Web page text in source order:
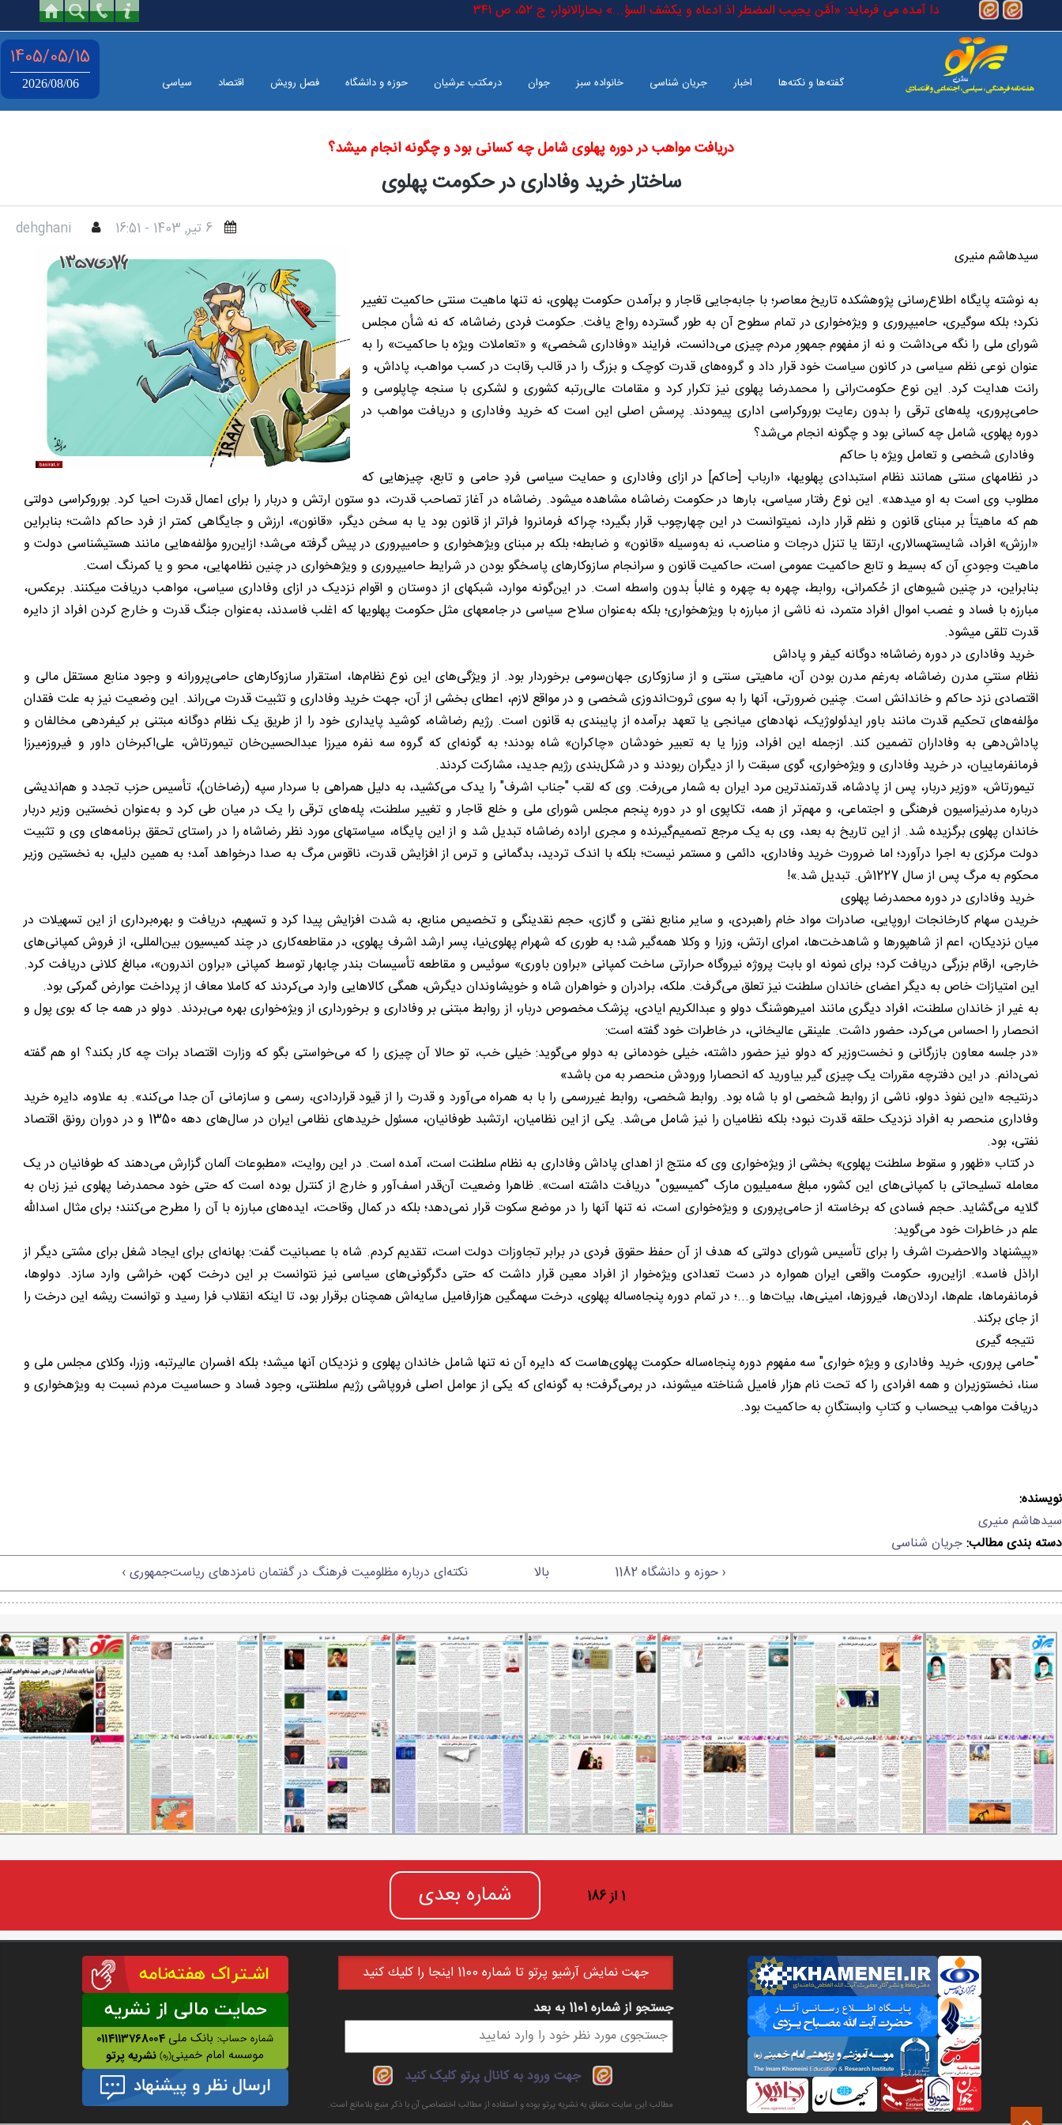
رفتن به محتوای اصلی
است که در کتاب خدا آمده می فرماید: «اَمَّن یجیب المضطر اذ ادعاه و یکشف السؤ...» بحارالانوار، ج ٥٢، ص ٣٤١
گفته‌ها و نکته‌ها اخبار جریان شناسی خانواده سبز جوان درمکتب عرشیان حوزه و دانشگاه فصل رویش اقتصاد سیاسی
1405/05/15
2026/08/06
دریافت مواهب در دوره پهلوی شامل چه کسانی بود و چگونه انجام میشد؟
ساختار خرید وفاداری در حکومت پهلوی
6 تير, 1403 - 16:51
dehghani
سیدهاشم منیری
به نوشته پایگاه اطلاع‌رسانی پژوهشکده تاریخ معاصر؛ با جابه‌جایی قاجار و برآمدن حکومت پهلوی، نه ‌تنها ماهیت سنتی حاکمیت تغییر
نکرد؛ بلکه سوگیری، حامیپروری و ویژه‌‌خواری در تمام سطوح آن به طور گسترده رواج یافت. حکومت فردی رضاشاه، که نه شأن مجلس
شورای ملی را نگه می‌‌داشت و نه از مفهوم جمهورِ مردم چیزی می‌‌دانست، فرایند «وفاداری شخصی» و «تعاملات ویژه با حاکمیت» را به‌
عنوان نوعی نظم سیاسی در کانون سیاست خود قرار داد و گروه‌‌های قدرت کوچک و بزرگ را در قالب رقابت در کسب مواهب، پاداش، و
رانت هدایت کرد. این نوع حکومت‌‌رانی را محمدرضا پهلوی نیز تکرار کرد و مقامات عالی‌‌رتبه کشوری و لشکری با سنجه چاپلوسی و
حامی‌‌پروری، پله‌‌های ترقی را بدون رعایت بوروکراسی اداری پیمودند. پرسش اصلی این است که خرید وفاداری و دریافت مواهب در
دوره پهلوی، شامل چه کسانی بود و چگونه انجام می‌‌شد؟
وفاداری شخصی و تعامل ویژه با حاکم
در نظامهای سنتی همانند نظام استبدادی پهلویها، «ارباب [حاکم] در ازای وفاداری و حمایت سیاسی فردِ حامی و تابع، چیزهایی که
مطلوب وی است به او میدهد». این نوع رفتار سیاسی، بارها در حکومت رضاشاه مشاهده میشود. رضاشاه در آغاز تصاحب قدرت، دو ستون ارتش و دربار را برای اعمال قدرت احیا کرد. بوروکراسی دولتی
هم که ماهیتاً بر مبنای قانون و نظم قرار دارد، نمیتوانست در این چهارچوب قرار بگیرد؛ چراکه فرمانروا فراتر از قانون بود یا به سخن دیگر، «قانون»، ارزش و جایگاهی کمتر از فرد حاکم داشت؛ بنابراین
«ارزش» افراد، شایستهسالاری، ارتقا یا تنزل درجات و مناصب، نه به‌وسیله «قانون» و ضابطه؛ بلکه بر مبنای ویژهخواری و حامیپروری در پیش گرفته می‌شد؛ ازاین‌رو مؤلفه‌هایی مانند هستیشناسی دولت و
ماهیت وجودیِ آن که بسیط و تابع حاکمیت عمومی است، حاکمیت قانون و سرانجام سازوکارهای پاسخگو بودن در شرایط حامیپروری و ویژهخواری در چنین نظامهایی، محو و یا کمرنگ است.
بنابراین، در چنین شیوهای از حُکمرانی، روابط، چهره به چهره و غالباً بدون واسطه است. در این‌گونه موارد، شبکهای از دوستان و اقوام نزدیک در ازای وفاداری سیاسی، مواهب دریافت میکنند. برعکس،
مبارزه با فساد و غصب اموال افراد متمرد، نه ناشی از مبارزه با ویژهخواری؛ بلکه به‌عنوان سلاح سیاسی در جامعهای مثل حکومت پهلویها که اغلب فاسدند، به‌عنوان جنگ قدرت و خارج کردن افراد از دایره
قدرت تلقی میشود.
خرید وفاداری در دوره رضاشاه؛ دوگانه کیفر و پاداش
نظام سنتیِ مدرن رضاشاه، به‌‌رغم مدرن بودن آن، ماهیتی سنتی و از سازوکاری جهان‌سومی برخوردار بود. از ویژگی‌‌های این نوع نظام‌‌ها، استقرار سازوکارهای حامی‌‌پرورانه و وجود منابع مستقل مالی و
اقتصادی نزد حاکم و خاندانش است. چنین ضرورتی، آنها را به ‌سوی ثروت‌‌اندوزی شخصی و در مواقع لازم، اعطای بخشی از آن، ‌جهت خرید وفاداری و تثبیت قدرت می‌راند. این وضعیت نیز به علت فقدان
مؤلفه‌های تحکیم قدرت مانند باور ایدئولوژیک، نهادهای میانجی یا تعهد برآمده از پایبندی به قانون است. رژیم رضاشاه، کوشید پایداری خود را از طریق یک نظام دوگانه مبتنی بر کیفردهی مخالفان و
پاداش‌‌دهی به وفاداران تضمین کند. ازجمله این افراد، وزرا یا به تعبیر خودشان «چاکران» شاه بودند؛ به ‌گونه‌ای که گروه سه ‌نفره میرزا عبدالحسین‌خان تیمورتاش، علی‌‌اکبرخان داور و فیروزمیرزا
فرمانفرماییان، در خرید وفاداری و ویژه‌‌خواری، گوی سبقت را از دیگران ربودند و در شکل‌‌بندی رژیم جدید، مشارکت کردند.
تیمورتاش، «وزیر دربار، پس از پادشاه، قدرتمندترین مرد ایران به ‌شمار می‌‌رفت. وی که لقب "جناب اشرف" را یدک می‌‌کشید، به دلیل همراهی با سردار سپه (رضاخان)، تأسیس حزب تجدد و هم‌‌اندیشی
درباره مدرنیزاسیون فرهنگی و اجتماعی، و مهم‌‌تر از همه، تکاپوی او در دوره پنجم مجلس شورای ملی و خلع قاجار و تغییر سلطنت، پله‌‌های ترقی را یک در میان طی کرد و به‌عنوان نخستین وزیر دربار
خاندان پهلوی برگزیده شد. از این تاریخ به بعد، وی به یک مرجع تصمیم‌‌گیرنده و مجری اراده رضاشاه تبدیل شد و از این پایگاه، سیاستهای مورد نظر رضاشاه را در راستای تحقق برنامه‌‌های وی و تثبیت
دولت مرکزی به اجرا درآورد؛ اما ضرورت خرید وفاداری، دائمی و مستمر نیست؛ بلکه با اندک تردید، بدگمانی و ترس از افزایش قدرت، ناقوس مرگ به صدا درخواهد آمد؛ به همین دلیل، به نخستین وزیر
محکوم به مرگ پس از سال 1227ش. تبدیل شد.»!
خرید وفاداری در دوره محمدرضا پهلوی
خریدن سهام کارخانجات اروپایی، صادرات مواد خام راهبردی، و سایر منابع نفتی و گازی، حجم نقدینگی و تخصیص منابع، به ‌شدت افزایش پیدا کرد و تسهیم، دریافت و بهره‌‌برداری از این تسهیلات در
میان نزدیکان، اعم از شاهپورها و شاهدخت‌‌ها، امرای ارتش، وزرا و وکلا همه‌‌گیر شد؛ به‌ طوری ‌که شهرام پهلوی‌‌نیا، پسر ارشد اشرف پهلوی، در مقاطعه‌‌کاری در چند کمیسیون بین‌‌المللی، از فروش کمپانی‌‌های
خارجی، ارقام بزرگی دریافت کرد؛ برای نمونه او بابت پروژه نیروگاه حرارتی ساخت کمپانی «براون باوری» سوئیس و مقاطعه تأسیسات بندر چابهار توسط کمپانی «براون اندرون»، مبالغ کلانی دریافت کرد.
این امتیازات خاص به دیگر اعضای خاندان سلطنت نیز تعلق می‌‌گرفت. ملکه، برادران و خواهران شاه و خویشاوندان دیگرش، همگی کالاهایی وارد می‌کردند که کاملا معاف از پرداخت عوارض گمرکی بود.
به‌ غیر از خاندان سلطنت، افراد دیگری مانند امیرهوشنگ دولو و عبدالکریم ایادی، پزشک مخصوص دربار، از روابط مبتنی بر وفاداری و برخورداری از ویژه‌‌خواری بهره می‌‌بردند. دولو در همه جا که بوی پول و
انحصار را احساس می‌کرد، حضور داشت. علینقی عالیخانی، در خاطرات خود گفته است:
«در جلسه‌‌ معاون بازرگانی و نخست‌‌وزیر که دولو نیز حضور داشته، خیلی خودمانی به دولو می‌‌گوید: خیلی خب، تو حالا آن چیزی را که می‌‌خواستی بگو که وزارت اقتصاد برات چه کار بکند؟ او هم گفته
نمی‌‌دانم. در این دفترچه مقررات یک چیزی گیر بیاورید که انحصارا ورودش منحصر به من باشد»
درنتیجه «این نفوذ دولو، ناشی از روابط شخصی او با شاه بود. روابط شخصی، روابط غیررسمی را با به همراه می‌‌آورد و قدرت را از قیود قراردادی، رسمی و سازمانی آن جدا می‌‌کند». به علاوه، دایره خرید
وفاداری منحصر به افراد نزدیک حلقه قدرت نبود؛ بلکه نظامیان را نیز شامل می‌‌شد. یکی از این نظامیان، ارتشبد طوفانیان، مسئول خریدهای نظامی ایران در سال‌‌های دهه 1350 و در دوران رونق اقتصاد
نفتی، بود.
در کتاب «ظهور و سقوط سلطنت پهلوی» بخشی از ویژه‌‌خواری وی که منتج از اهدای پاداش وفاداری به نظام سلطنت است، آمده است. در این روایت، «مطبوعات آلمان گزارش می‌‌دهند که طوفانیان در یک
معامله تسلیحاتی با کمپانی‌‌های این کشور، مبلغ سه‌میلیون مارک "کمیسیون" دریافت داشته است». ظاهرا وضعیت آن‌قدر اسف‌‌آور و خارج از کنترل بوده است که حتی خود محمدرضا پهلوی نیز زبان به
گلایه می‌‌گشاید. حجم فسادی که برخاسته از حامی‌‌پروری و ویژه‌‌خواری است، نه تنها آنها را در موضع سکوت قرار نمی‌‌دهد؛ بلکه در کمال وقاحت، ایده‌‌های مبارزه با آن را مطرح می‌‌کنند؛ برای مثال اسدالله
علم در خاطرات خود می‌‌گوید:
«پیشنهاد والاحضرت اشرف را برای تأسیس شورای دولتی که هدف از آن حفظ حقوق فردی در برابر تجاوزات دولت است، تقدیم کردم. شاه با عصبانیت گفت: بهانه‌‌ای برای ایجاد شغل برای مشتی دیگر از
اراذل فاسد». ازاین‌رو، حکومت واقعی ایران همواره در دست تعدادی ویژه‌‌خوار از افراد معین قرار داشت که حتی دگرگونی‌‌های سیاسی نیز نتوانست بر این درخت کهن، خراشی وارد سازد. دولوها،
فرمانفرماها، علم‌‌ها، اردلان‌‌ها، فیروزها، امینی‌‌ها، بیات‌‌ها و...؛ در تمام دوره پنجاه‌ساله پهلوی، درخت سهمگین هزارفامیل سایه‌‌‌‌اش همچنان برقرار بود، تا اینکه انقلاب فرا رسید و توانست ریشه این درخت را
از جای برکند.
نتیجه گیری
"حامی پروری، خرید وفاداری و ویژه خواری" سه مفهوم دوره پنجاه‌ساله حکومت پهلوی‌هاست که دایره آن نه تنها شامل خاندان پهلوی و نزدیکان آنها میشد؛ بلکه افسران عالیرتبه، وزرا، وکلای مجلس ملی و
سنا، نخستوزیران و همه افرادی را که تحت نام هزار فامیل شناخته میشوند، در برمی‌گرفت؛ به ‌گونه‌ای که یکی از عوامل اصلی فروپاشی رژیم سلطنتی، وجود فساد و حساسیت مردم نسبت به ویژهخواری و
دریافت مواهب بیحساب و کتابِ وابستگانِ به حاکمیت بود.
نویسنده:
سیدهاشم منیری
دسته بندی مطالب:جریان شناسی
‹ حوزه و دانشگاه 1182
بالا نکته‌ای درباره مظلومیت فرهنگ در گفتمان نامزدهای ریاست‌جمهوری ›
1 از 186 شماره بعدی
جهت نمايش آرشيو پرتو تا شماره 1100 اينجا را كليك كنيد
فرم جستجو
جستجو از شماره 1101 به بعد
جهت ورود به کانال پرتو کلیک کنید
مطالب این سایت متعلق به نشریه پرتو بوده و استفاده از مطالب اختصاصی آن با ذکر منبع بلامانع است.